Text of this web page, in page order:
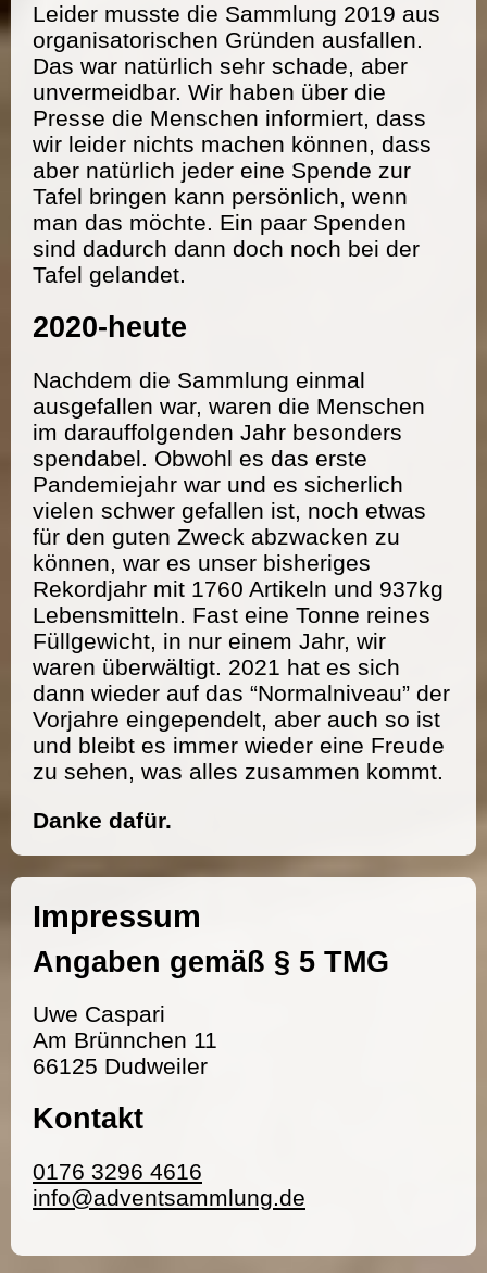
Leider musste die Sammlung 2019 aus
organisatorischen Gründen ausfallen.
Das war natürlich sehr schade, aber
unvermeidbar. Wir haben über die
Presse die Menschen informiert, dass
wir leider nichts machen können, dass
aber natürlich jeder eine Spende zur
Tafel bringen kann persönlich, wenn
man das möchte. Ein paar Spenden
sind dadurch dann doch noch bei der
Tafel gelandet.
2020-heute
Nachdem die Sammlung einmal
ausgefallen war, waren die Menschen
im darauffolgenden Jahr besonders
spendabel. Obwohl es das erste
Pandemiejahr war und es sicherlich
vielen schwer gefallen ist, noch etwas
für den guten Zweck abzwacken zu
können, war es unser bisheriges
Rekordjahr mit 1760 Artikeln und 937kg
Lebensmitteln. Fast eine Tonne reines
Füllgewicht, in nur einem Jahr, wir
waren überwältigt. 2021 hat es sich
dann wieder auf das “Normalniveau” der
Vorjahre eingependelt, aber auch so ist
und bleibt es immer wieder eine Freude
zu sehen, was alles zusammen kommt.
Danke dafür.
Impressum
Angaben gemäß § 5 TMG
Uwe Caspari
Am Brünnchen 11
66125 Dudweiler
Kontakt
0176 3296 4616
info@adventsammlung.de